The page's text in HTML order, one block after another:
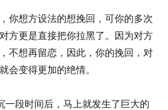
想方设法的想挽回，可你的多次
方更是直接把你拉黑了。因为对方
不想再留恋，因此，你的挽回，对
会变得更加的绝情。
段时间后，马上就发生了巨大的